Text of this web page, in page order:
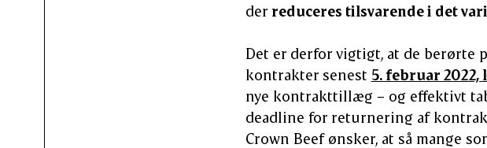
der reduceres tilsvarende i det
Det er derfor vigtigt, at de berørte
kontrakter senest 5. februar 2022,
nye kontrakttillæg – og effektivt
deadline for returnering af
Crown Beef ønsker, at så mange